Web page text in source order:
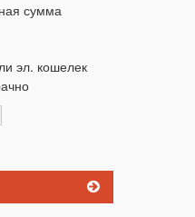
сумма
эл. кошелек